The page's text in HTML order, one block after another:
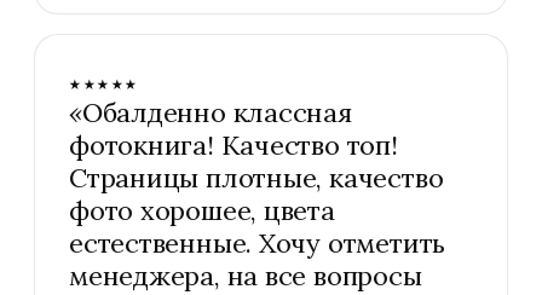
★★★★★
«Обалденно классная
фотокнига! Качество топ!
Страницы плотные, качество
фото хорошее, цвета
естественные. Хочу отметить
менеджера, на все вопросы